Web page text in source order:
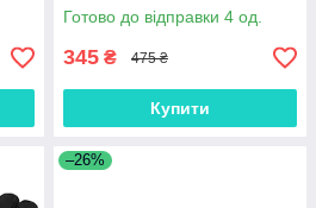
Готово до відправки 4 од.
345 ₴ 475 ₴
Купити
–26%